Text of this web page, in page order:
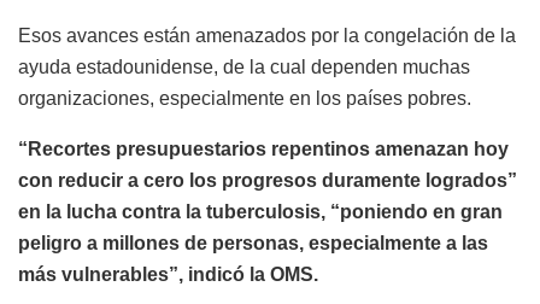
Esos avances están amenazados por la congelación de la
ayuda estadounidense, de la cual dependen muchas
organizaciones, especialmente en los países pobres.
“Recortes presupuestarios repentinos amenazan hoy
con reducir a cero los progresos duramente logrados”
en la lucha contra la tuberculosis, “poniendo en gran
peligro a millones de personas, especialmente a las
más vulnerables”, indicó la OMS.